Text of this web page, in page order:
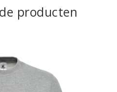
producten